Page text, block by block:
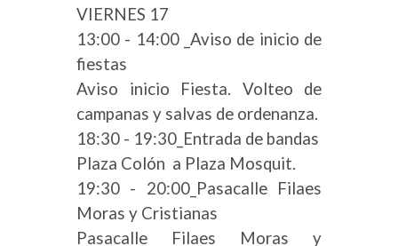
VIERNES 17
13:00 - 14:00 _Aviso de inicio de
fiestas
Aviso inicio Fiesta. Volteo de
campanas y salvas de ordenanza.
18:30 - 19:30_Entrada de bandas
Plaza Colón a Plaza Mosquit.
19:30 - 20:00_Pasacalle Filaes
Moras y Cristianas
Pasacalle Filaes Moras y